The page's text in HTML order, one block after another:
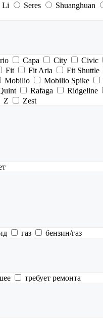
Li Seres Shuanghuan
Capa City Civic
Fit Fit Aria Fit Shuttle
Mobilio Mobilio Spike
Rafaga Ridgeline
Z Zest
газ
бензин/газ
требует ремонта